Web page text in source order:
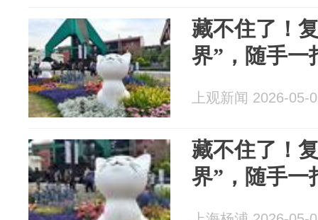
藏不住了！
界”，随手一
上观新闻 2026-05-
藏不住了！
界”，随手一